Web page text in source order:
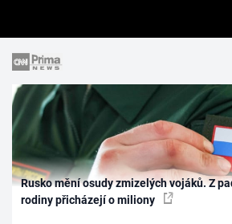
Rusko mění osudy zmizelých vojáků. Z
rodiny přicházejí o miliony